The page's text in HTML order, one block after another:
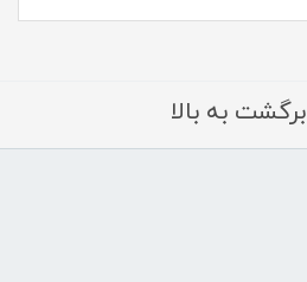
برگشت به بالا